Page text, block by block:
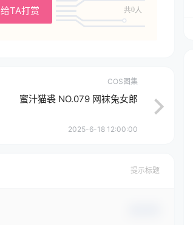
给TA打赏 共0人
COS图集
蜜汁猫裘 NO.079 网袜兔女郎
2025-6-18 12:00:00
提示标题